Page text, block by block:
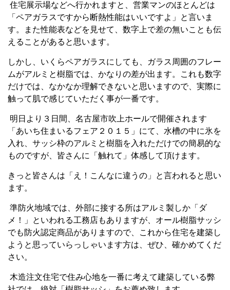
住宅展示場などへ行かれますと、営業マンのほとんどは
「ペアガラスですから断熱性能はいいですよ」と言いま
す。また性能表などを見せて、数字上で差の無いことも伝
えることがあると思います。
しかし、いくらペアガラスにしても、ガラス周囲のフレー
ムがアルミと樹脂では、かなりの差が出ます。これも数字
だけでは、なかなか理解できないと思いますので、実際に
触って肌で感じていただく事が一番です。
明日より３日間、名古屋市吹上ホールで開催されます
「あいち住まいるフェア２０１５」にて、水槽の中に氷を
入れ、サッシ枠のアルミと樹脂を入れただけでの簡易的な
ものですが、皆さんに「触れて」体感して頂けます。
きっと皆さんは「え！こんなに違うの」と言われると思い
ます。
準防火地域では、外部に接する所はアルミ製しか「ダ
メ！」といわれる工務店もありますが、オール樹脂サッシ
でも防火認定商品がありますので、これから住宅を建築し
ようと思っていらっしゃいます方は、ぜひ、確かめてくだ
さい。
木造注文住宅で住み心地を一番に考えて建築している弊